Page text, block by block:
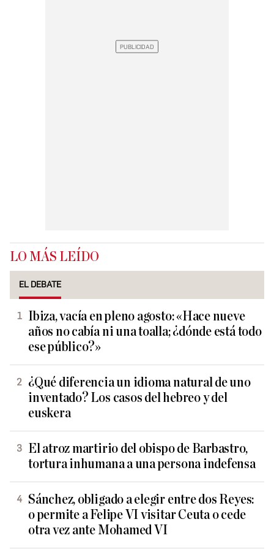
LO MÁS LEÍDO
EL DEBATE
Ibiza, vacía en pleno agosto: «Hace nueve
años no cabía ni una toalla; ¿dónde está todo
ese público?»
¿Qué diferencia un idioma natural de uno
inventado? Los casos del hebreo y del
euskera
El atroz martirio del obispo de Barbastro,
tortura inhumana a una persona indefensa
Sánchez, obligado a elegir entre dos Reyes:
o permite a Felipe VI visitar Ceuta o cede
otra vez ante Mohamed VI